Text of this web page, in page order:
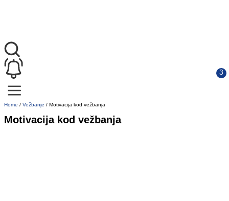
Home / Vežbanje / Motivacija kod vežbanja
Motivacija kod vežbanja